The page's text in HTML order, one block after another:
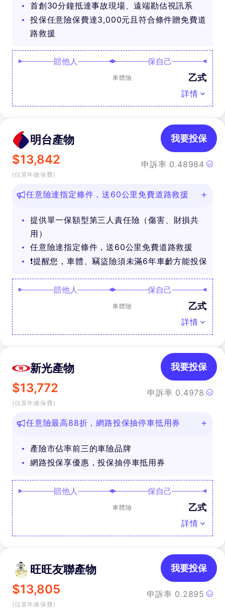
首創30分鐘抵達事故現場、遠端勘估視訊系
投保任意險保費達3,000元且符合條件贈免費道
路救援
賠他人 保自己
車體險 乙式
詳情
明台產物
$13,842
(估算年繳保費)
申訴率 0.48984
我要投保
任意險達指定條件，送60公里免費道路救援
提供單一保額型第三人責任險（傷害、財損共
用）
任意險達指定條件，送60公里免費道路救援
❗提醒您，車體、竊盜險須未滿6年車齡方能投保
賠他人 保自己
車體險 乙式
詳情
新光產物
$13,772
(估算年繳保費)
申訴率 0.4978
我要投保
任意險最高88折，網路投保抽停車抵用券
產險市佔率前三的車險品牌
網路投保享優惠，投保抽停車抵用券
賠他人 保自己
車體險 乙式
詳情
旺旺友聯產物
$13,805
(估算年繳保費)
申訴率 0.2895
我要投保